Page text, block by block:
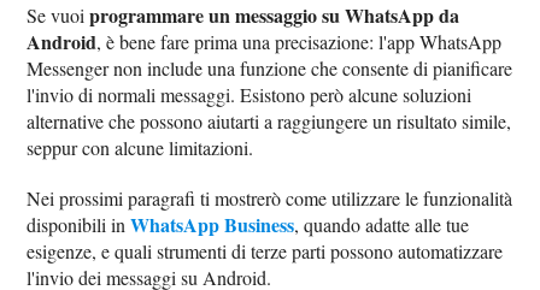
Se vuoiprogrammare un messaggio su WhatsApp da
Android, è bene fare prima una precisazione: l'app WhatsApp
Messenger non include una funzione che consente di pianificare
l'invio di normali messaggi. Esistono però alcune soluzioni
alternative che possono aiutarti a raggiungere un risultato simile,
seppur con alcune limitazioni.
Nei prossimi paragrafi ti mostrerò come utilizzare le funzionalità
disponibili inWhatsApp Business, quando adatte alle tue
esigenze, e quali strumenti di terze parti possono automatizzare
l'invio dei messaggi su Android.